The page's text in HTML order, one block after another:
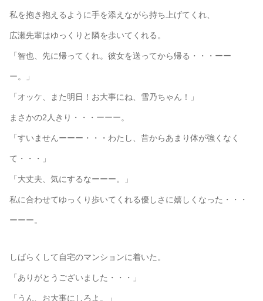
私を抱き抱えるように手を添えながら持ち上げてくれ、
広瀬先輩はゆっくりと隣を歩いてくれる。
「智也、先に帰ってくれ。彼女を送ってから帰る・・・ーー
ー。」
「オッケ、また明日！お大事にね、雪乃ちゃん！」
まさかの2人きり・・・ーーー。
「すいませんーーー・・・わたし、昔からあまり体が強くなく
て・・・」
「大丈夫、気にするなーーー。」
私に合わせてゆっくり歩いてくれる優しさに嬉しくなった・・・
ーーー。
しばらくして自宅のマンションに着いた。
「ありがとうございました・・・」
「うん、お大事にしろよ。」